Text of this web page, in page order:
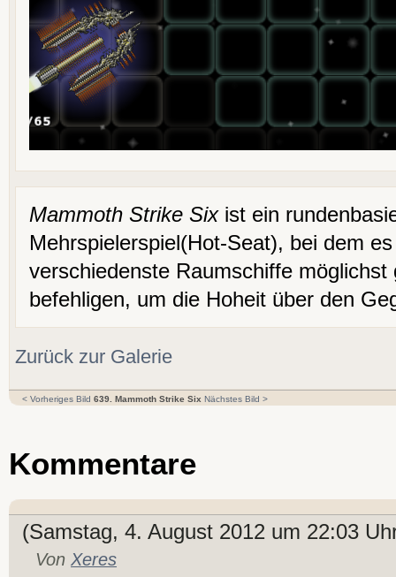
Mammoth Strike Sixist ein
Mehrspielerspiel(Hot-Seat), bei dem
verschiedenste Raumschiffe möglichst
befehligen, um die Hoheit über den
Zurück zur Galerie
< Vorheriges Bild 639. Mammoth Strike Six Nächstes Bild >
Kommentare
(Samstag, 4. August 2012 um 22:03
Von Xeres